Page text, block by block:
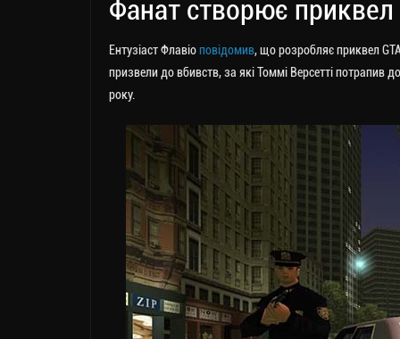
Фанат створює приквел
Ентузіаст Флавіоповідомив, що розробляє приквел
призвели до вбивств, за які Томмі Версетті потрапив
року.